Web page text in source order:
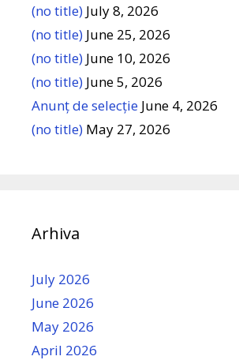
(no title) July 8, 2026
(no title) June 25, 2026
(no title) June 10, 2026
(no title) June 5, 2026
Anunț de selecție June 4, 2026
(no title) May 27, 2026
Arhiva
July 2026
June 2026
May 2026
April 2026